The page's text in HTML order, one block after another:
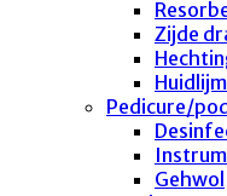
Zijde
Huidlijm
Pedicure/
Gehwol